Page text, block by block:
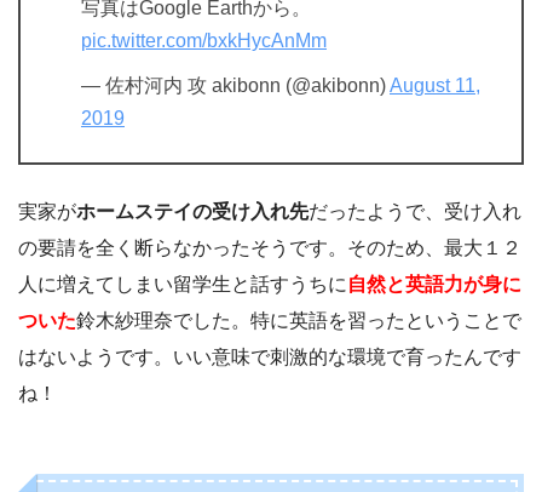
写真はGoogle Earthから。
pic.twitter.com/bxkHycAnMm
— 佐村河内 攻 akibonn (@akibonn)August 11,
2019
実家がホームステイの受け入れ先だったようで、受け入れ
の要請を全く断らなかったそうです。そのため、最大１２
人に増えてしまい留学生と話すうちに自然と英語力が身に
ついた鈴木紗理奈でした。特に英語を習ったということで
はないようです。いい意味で刺激的な環境で育ったんです
ね！